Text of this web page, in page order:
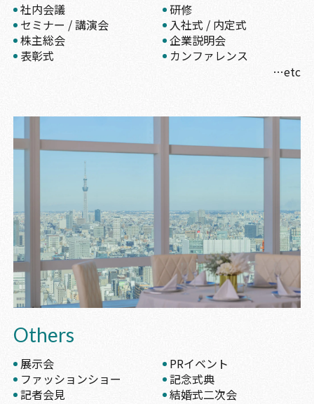
社内会議
研修
セミナー / 講演会
入社式 / 内定式
株主総会
企業説明会
表彰式
カンファレンス
Others
展示会
PRイベント
ファッションショー
記念式典
記者会見
結婚式二次会